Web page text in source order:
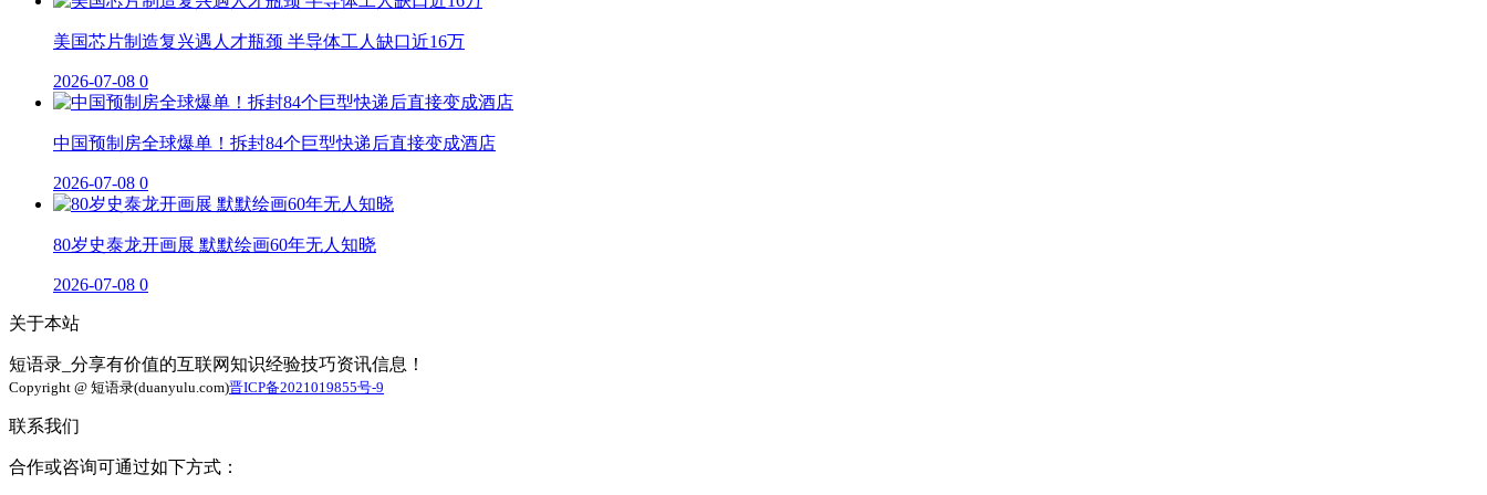
美国芯片制造复兴遇人才瓶颈 半导体工人缺口近16万
2026-07-08 0
中国预制房全球爆单！拆封84个巨型快递后直接变成酒店
2026-07-08 0
80岁史泰龙开画展 默默绘画60年无人知晓
2026-07-08 0
关于本站
短语录_分享有价值的互联网知识经验技巧资讯信息！
Copyright @ 短语录(duanyulu.com)晋ICP备2021019855号-9
联系我们
合作或咨询可通过如下方式：